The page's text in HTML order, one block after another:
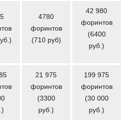
4780
форинтов
(710 руб)
42 980
форинтов
(6400
руб.)
21 975
форинтов
(3300
руб.)
199 975
форинтов
(30 000
руб.)